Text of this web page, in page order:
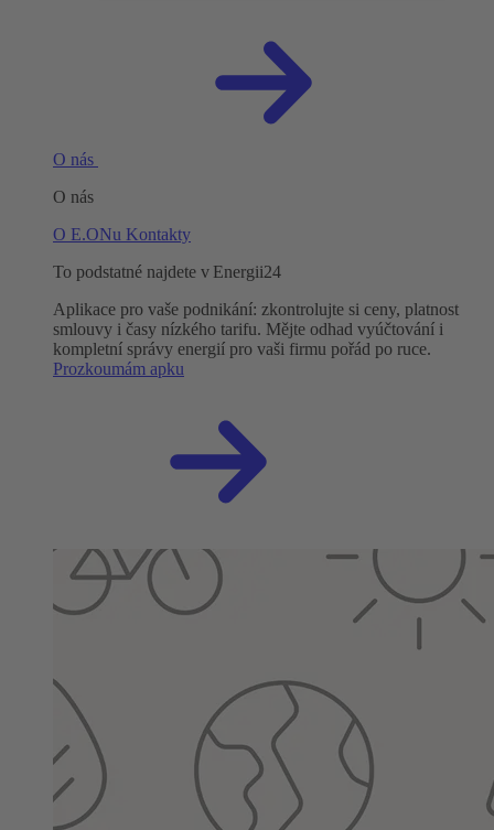
O nás
O nás
O E.ONu Kontakty
To podstatné najdete v Energii24
Aplikace pro vaše podnikání: zkontrolujte si ceny, platnost
smlouvy i časy nízkého tarifu. Mějte odhad vyúčtování i
kompletní správy energií pro vaši firmu pořád po ruce.
Prozkoumám apku